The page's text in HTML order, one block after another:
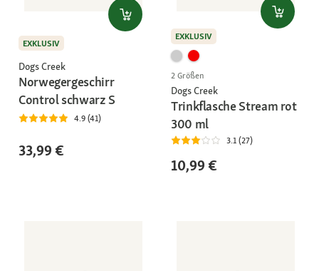
EXKLUSIV
Dogs Creek
Norwegergeschirr
Control schwarz S
4.9 (41)
33,99 €
EXKLUSIV
2 Größen
Dogs Creek
Trinkflasche Stream rot
300 ml
3.1 (27)
10,99 €